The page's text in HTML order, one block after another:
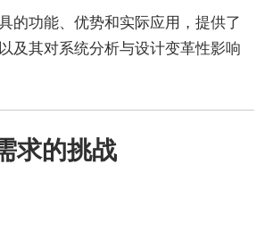
的功能、优势和实际应用，提供了
及其对系统分析与设计变革性影响
求的挑战